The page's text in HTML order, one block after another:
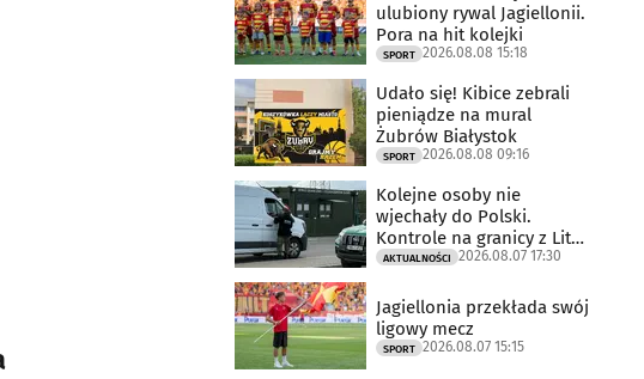
ulubiony rywal Jagiellonii.
Pora na hit kolejki
SPORT 2026.08.08 15:18
Udało się! Kibice zebrali
pieniądze na mural
Żubrów Białystok
SPORT 2026.08.08 09:16
Kolejne osoby nie
wjechały do Polski.
Kontrole na granicy z Litwą
trwają
AKTUALNOŚCI 2026.08.07 17:30
Jagiellonia przekłada swój
ligowy mecz
SPORT 2026.08.07 15:15